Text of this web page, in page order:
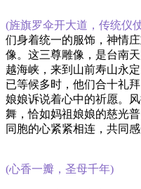
(旌旗罗伞开大道，传统仪
们身着统一的服饰，神情
像。这三尊雕像，是台南
越海峡，来到山前寿山永
已等候多时，他们合十礼
娘娘诉说着心中的祈愿。
舞，恰如妈祖娘娘的慈光
同胞的心紧紧相连，共同
(心香一瓣，圣母千年)